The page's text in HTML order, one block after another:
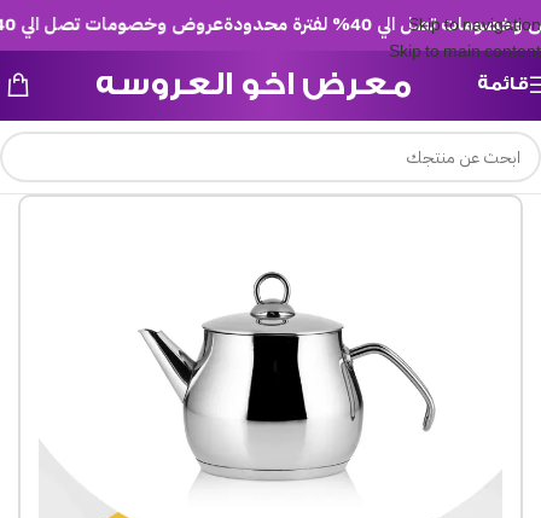
Skip to navigation
Skip to main content
عروض وخصومات تصل الي 40% لفترة محدودة تصل الي 40% لفترة محدودة
قائمة معرض اخو العروسه